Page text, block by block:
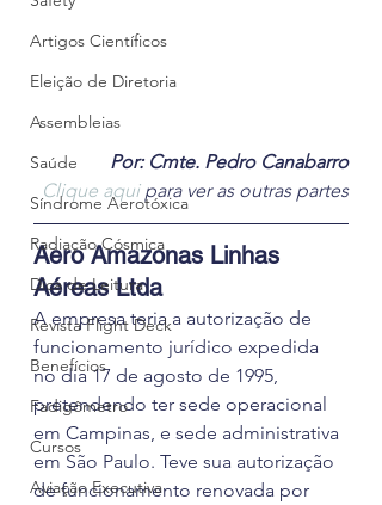
Artigos Científicos
Eleição de Diretoria
Assembleias
Saúde
Síndrome Aerotóxica
Radiação Cósmica
Dica de Leitura
Revista Flight Deck
Benefícios
Fadigômetro
Cursos
Aviação Executiva
Por: Cmte. Pedro Canabarro
Clique aqui para ver as outras partes
Aero Amazonas Linhas
Aéreas Ltda
A empresa teria a autorização de
funcionamento jurídico expedida
no dia 17 de agosto de 1995,
pretendendo ter sede operacional
em Campinas, e sede administrativa
em São Paulo. Teve sua autorização
de funcionamento renovada por